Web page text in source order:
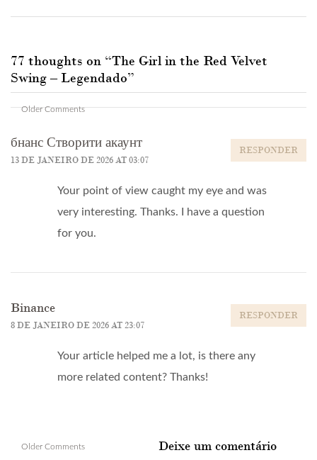
77 thoughts on “The Girl in the Red Velvet
Swing – Legendado”
Comment
Older Comments
бнанс Створити акаунт
13 DE JANEIRO DE 2026 AT 03:07
RESPONDER
Your point of view caught my eye and was
very interesting. Thanks. I have a question
for you.
Binance
8 DE JANEIRO DE 2026 AT 23:07
RESPONDER
Your article helped me a lot, is there any
more related content? Thanks!
Comment
Older Comments Deixe um comentário